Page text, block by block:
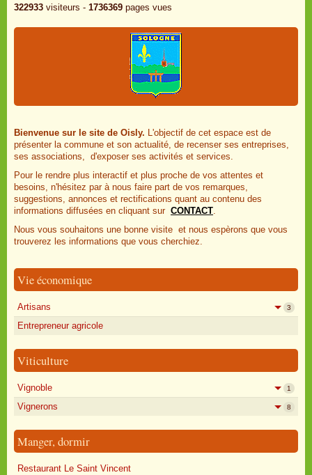
322933 visiteurs - 1736369 pages vues
Bienvenue sur le site de Oisly. L'objectif de cet espace est de
présenter la commune et son actualité, de recenser ses entreprises,
ses associations, d'exposer ses activités et services.
Pour le rendre plus interactif et plus proche de vos attentes et
besoins, n'hésitez par à nous faire part de vos remarques,
suggestions, annonces et rectifications quant au contenu des
informations diffusées en cliquant sur CONTACT.
Nous vous souhaitons une bonne visite et nous espèrons que vous
trouverez les informations que vous cherchiez.
Vie économique
Artisans 3
Entrepreneur agricole
Viticulture
Vignoble 1
Vignerons 8
Manger, dormir
Restaurant Le Saint Vincent